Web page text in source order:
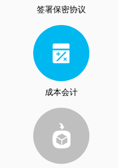
签署保密协议
成本会计